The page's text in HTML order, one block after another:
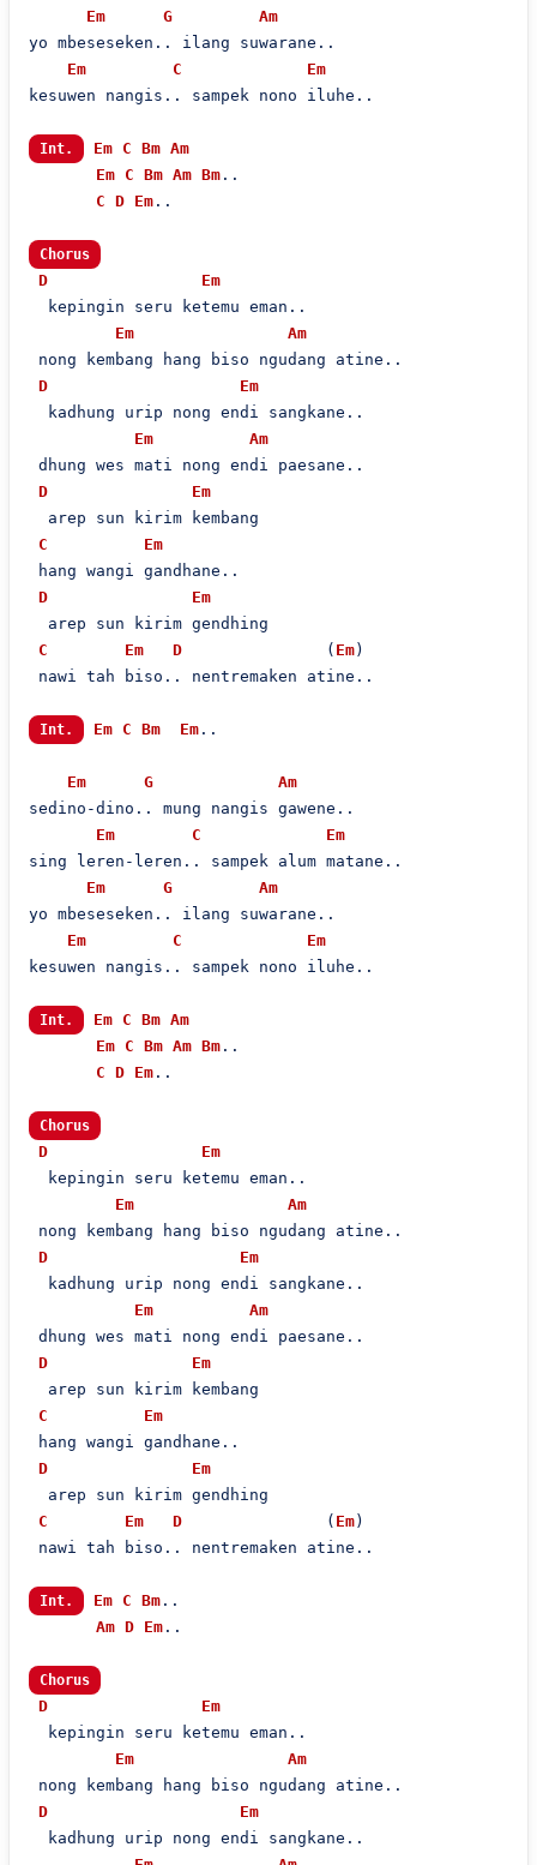
Em
G
Am
yo mbeseseken.. ilang suwarane..
Em
C
Em
kesuwen nangis.. sampek nono iluhe..
Int. Em C Bm Am
Em
C Bm Am Bm..
C D Em..
Chorus
D
Em
  kepingin seru ketemu eman..
Em
Am
nong kembang hang biso ngudang atine..
D
Em
  kadhung urip nong endi sangkane..
Em
Am
dhung wes mati nong endi paesane..
D
Em
  arep sun kirim kembang
C
Em
hang wangi gandhane..
D
Em
  arep sun kirim gendhing
C
Em D
               (
Em)
nawi tah biso.. nentremaken atine..
Int. Em C Bm Em..
Em G
Am
sedino-dino.. mung nangis gawene..
Em
C
Em
sing leren-leren.. sampek alum matane..
Em
G
Am
yo mbeseseken.. ilang suwarane..
Em
C
Em
kesuwen nangis.. sampek nono iluhe..
Int. Em C Bm Am
Em
C Bm Am Bm..
C D Em..
Chorus
D
Em
  kepingin seru ketemu eman..
Em
Am
nong kembang hang biso ngudang atine..
D
Em
  kadhung urip nong endi sangkane..
Em
Am
dhung wes mati nong endi paesane..
D
Em
  arep sun kirim kembang
C
Em
hang wangi gandhane..
D
Em
  arep sun kirim gendhing
C
Em D
               (
Em)
nawi tah biso.. nentremaken atine..
Int. Em C Bm..
Am D Em..
Chorus
D
Em
  kepingin seru ketemu eman..
Em
Am
nong kembang hang biso ngudang atine..
D
Em
  kadhung urip nong endi sangkane..